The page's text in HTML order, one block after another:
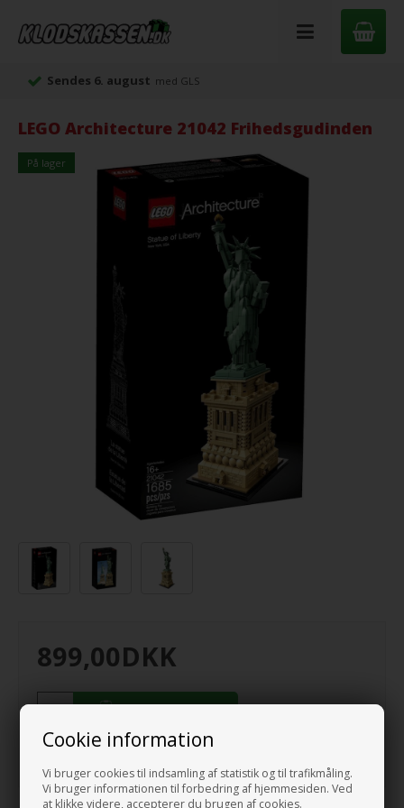
Cookie information
Vi bruger cookies til indsamling af statistik og til trafikmåling.
Vi bruger informationen til forbedring af hjemmesiden. Ved
at klikke videre, accepterer du brugen af cookies.
Sendes 6. august med GLS
LEGO Architecture 21042 Frihedsgudinden
På lager
899,00DKK